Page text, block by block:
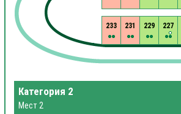
227
229
231
233
Категория 2
Мест 2